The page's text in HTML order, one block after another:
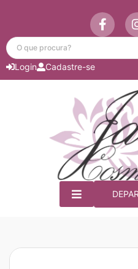
Login Cadastre-se